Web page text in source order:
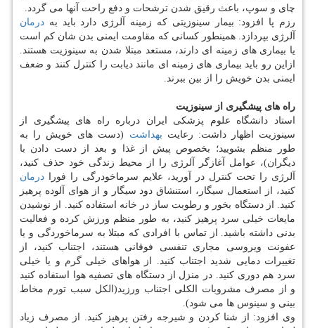
چای و سوپ، باعث رقیق شدن ترشحات و دفع راحت آنها می گردد.
رزم پا افزود: بیمار سینوزیتی كه زمینه آلرژی دارد باید به درمان
آلرژی بپردازد. همینطور كسانی كه مقاومت ایمنی بدن شان كم است
یا بیماری های زمینه ای دارند، مستعد مبتلا شدن به سینوزیت هستند.
ازاین رو باید بیماری های زمینه ای مانند دیابت را كنترل كنند و ضعف
ایمنی بدن خویش را از بین ببرند.
راه های پیشگیری از سینوزیت
استاد دانشگاه علوم پزشكی ایران درباره راه های پیشگیری از
سینوزیت اظهار داشت: رعایت بهداشت (دست های خویش را به
طور منظم بشویید؛ بخصوص پیش از غذا و بعد از دست دادن با
دیگران)، عوامل آغازگر آلرژی را از محیط زندگی خود حذف كنید،
آلرژی را تحت كنترل در آورید، علایم سرماخودرگی را فورا درمان
كنید، از استعمال سیگار، استنشاق دود سیگار و از هوای آلوده پرهیز
كنید. از دستگاه بخور و رطوبت ساز در خانه استفاده كنید. از نوشیدن
مایعات خیلی سرد پرهیز كنید، به طور منظم ورزش كرده و فعالیت
بدنی داشته باشید. از تماس با افرادی كه مبتلا به سرماخوردگی و یا
عفونت ویروسی مجاری تنفسی فوقانی هستند، اجتناب كنید، از
تغییرات دمایی شدید اجتناب كنید. از هواهای خیلی گرم و یا خیلی
سرد هم دوری كنید. در منزل از دستگاه های تصفیه هوا استفاده كنید
و از مصرف مشروبات الكلی اجتناب ورزید(الكل سبب تورم مخاط
بینی و سینوس ها می شود).
وی افزود: از شنا كردن و شیرجه رفتن پرهیز كنید. از مصرف زیاد